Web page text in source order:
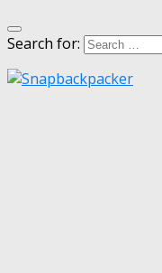
Search for: